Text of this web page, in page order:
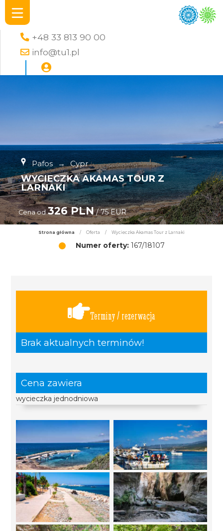
+48 33 813 90 00
info@tu1.pl
Pafos → Cypr
WYCIECZKA AKAMAS TOUR Z
LARNAKI
Cena od 326 PLN/ 75 EUR
Strona główna / Oferta / Wycieczka Akamas Tour z Larnaki
Numer oferty:167/18107
Terminy / rezerwacja
Brak aktualnych terminów!
Cena zawiera
wycieczka jednodniowa